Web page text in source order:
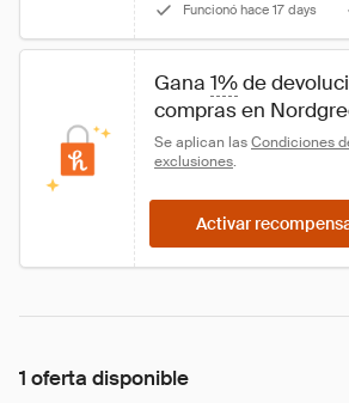
Funcionó hace 17 days
Gana 1% de
compras en
Se aplican las Condiciones
exclusiones.
Activar
1 oferta disponible